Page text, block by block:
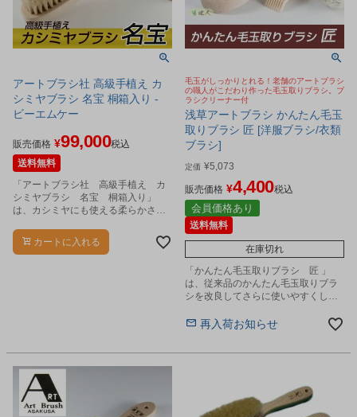
アートブラシ社 高級手植え カ
シミヤブラシ 名宝 桐箱入り -
ビーエムケー
販売価格 ¥99,000税込
送料無料
「アートブラシ社 高級手植え カ
シミヤブラシ 名宝 桐箱入り」
は、カシミヤにも使える柔らかさと
えた希少な馬毛を100%使用し手植え
高級ブラシです。
カートに入れる
毛玉がしっかりとれる！老舗のアートブラシ
の職人がこだわり作った毛玉取りブラシ。ブ
ラシクリーナー付
浅草アートブラシ かんたん毛玉
取りブラシ 匠 [洋服ブラシ/衣類
ブラシ]
定価 ¥5,073
販売価格 ¥4,400税込
会員価格あり
送料無料
在庫切れ
「かんたん毛玉取りブラシ 匠 」
は、従来品のかんたん毛玉取りブラ
シを改良してさらに使いやすくしま
再入荷お知らせ